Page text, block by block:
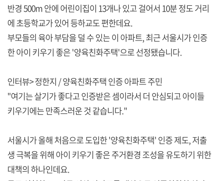
반경 500m 안에 어린이집이 13개나 있고 걸어서 10분 정도 거리
에 초등학교가 있어 등하교도 편한데요.
부모들의 육아 부담을 덜 수 있는 이 아파트, 최근 서울시가 인증
한 아이 키우기 좋은 '양육친화주택'으로 선정됐습니다.
인터뷰> 정한지 / 양육친화주택 인증 아파트 주민
"여기는 살기가 좋다고 인증받은 셈이라서 더 안심되고 아이들
키우기에는 만족스러운 것 같습니다."
서울시가 올해 처음으로 도입한 '양육친화주택' 인증 제도, 저출
생 극복을 위해 아이 키우기 좋은 주거환경 조성을 유도하기 위한
대책의 하나인데요.